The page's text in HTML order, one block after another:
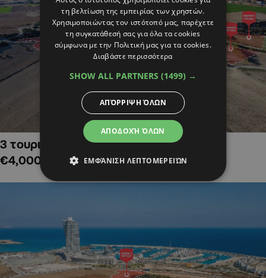
3 τουριστικά χωράφια στην Αλαμινό,
€4,000,000
τη βελτίωση της εμπειρίας των χρηστών.
Χρησιμοποιώντας τον ιστότοπό μας, παρέχετε
τη συγκατάθεσή σας για όλα τα cookies
σύμφωνα με την Πολιτική μας για τα cookies.
Διαβάστε περισσότερα
SHOW ALL PARTNERS (1499) →
ΑΠΟΔΟΧΉ ΌΛΩΝ
ΑΠΌΡΡΙΨΗ ΌΛΩΝ
ΕΜΦΆΝΙΣΗ ΛΕΠΤΟΜΕΡΕΙΏΝ